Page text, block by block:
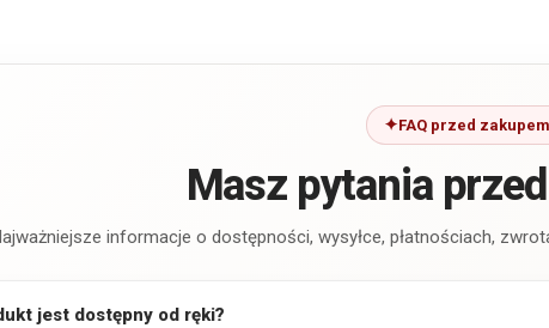
FAQ przed zakupem
Masz pytania
informacje o dostępności, wysyłce, płatnościach,
jest dostępny od ręki?